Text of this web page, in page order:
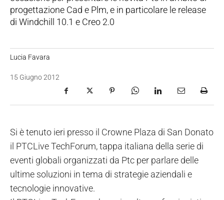
progettazione Cad e Plm, e in particolare le release
di Windchill 10.1 e Creo 2.0
Lucia Favara
15 Giugno 2012
Si è tenuto ieri presso il Crowne Plaza di San Donato
il PTCLive TechForum, tappa italiana della serie di
eventi globali organizzati da Ptc per parlare delle
ultime soluzioni in tema di strategie aziendali e
tecnologie innovative.